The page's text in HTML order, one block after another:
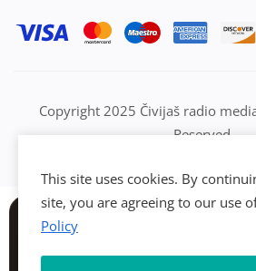
Copyright 2025 Čivijaš radio
Reserved.
This site uses cookies. By
site, you are agreeing to our use
Policy